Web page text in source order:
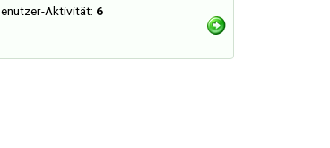
Aktivität: 6